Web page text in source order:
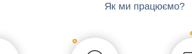
Як ми працюємо?